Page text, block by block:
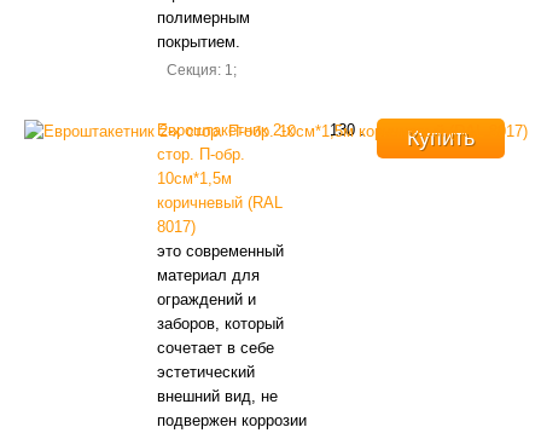
полимерным
покрытием.
Секция: 1;
Евроштакетник 2-х
стор. П-обр.
10см*1,5м
коричневый (RAL
8017)
это современный
материал для
ограждений и
заборов, который
сочетает в себе
эстетический
внешний вид, не
подвержен коррозии
130 . Купить